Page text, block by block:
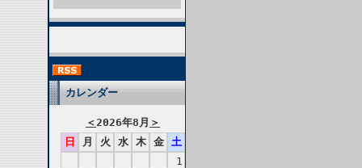
カレンダー
＜2026年8月 ＞
日
月 火 水 木 金
土
1